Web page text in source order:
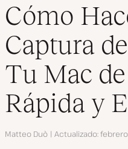
Contacto
Cómo
Captura
Tu Mac
Rápida y
Autor
Matteo Duò Actualizado febrero